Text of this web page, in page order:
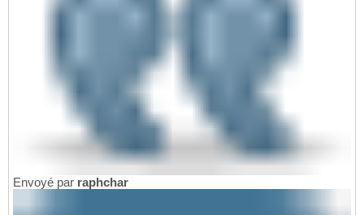
Envoyé par raphchar